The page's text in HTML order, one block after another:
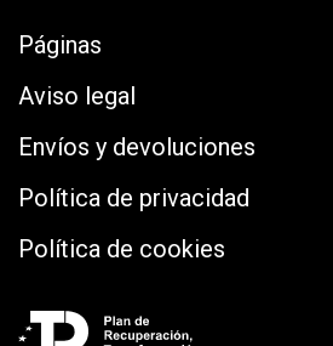
Páginas
Aviso legal
Envíos y devoluciones
Política de privacidad
Política de cookies